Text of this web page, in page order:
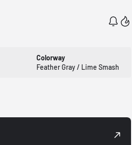
Colorway
Feather Gray / Lime Smash